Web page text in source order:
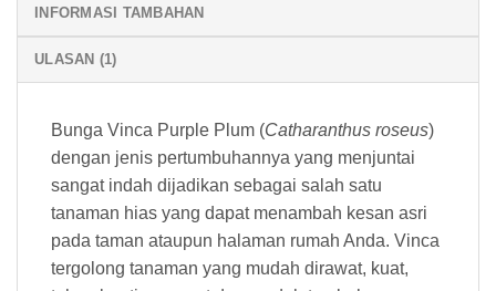
INFORMASI TAMBAHAN
ULASAN (1)
Bunga Vinca Purple Plum (Catharanthus roseus)
dengan jenis pertumbuhannya yang menjuntai
sangat indah dijadikan sebagai salah satu
tanaman hias yang dapat menambah kesan asri
pada taman ataupun halaman rumah Anda. Vinca
tergolong tanaman yang mudah dirawat, kuat,